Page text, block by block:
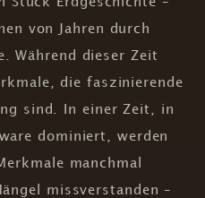
von Jahren durch
Während dieser Zeit
die faszinierende
sind. In einer Zeit, in
dominiert, werden
manchmal
missverstanden –